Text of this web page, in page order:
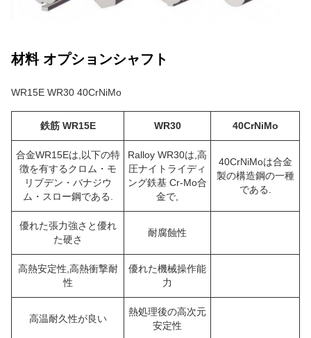
材料 オプションシャフト
WR15E WR30 40CrNiMo
鉄筋 WR15E WR30 40CrNiMo
合金WR15Eは,以下の特
徴を有するクロム・モ
リブデン・バナジウ
ム・スロー鋼である.
Ralloy WR30は,高
圧ナイトライディ
ング鉄基 Cr-Mo合
金で,
40CrNiMoは合金
製の構造鋼の一種
である.
優れた張力強さと優れ
た硬さ
耐腐蝕性
高熱安定性,高熱衝撃耐
性
優れた機械操作能
力
高温耐久性が良い
熱処理後の高次元
安定性